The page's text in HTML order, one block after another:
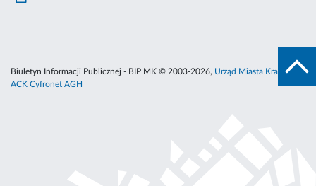
Biuletyn Informacji Publicznej - BIP MK © 2003-2026, Urząd Miasta Krakowa
ACK Cyfronet AGH